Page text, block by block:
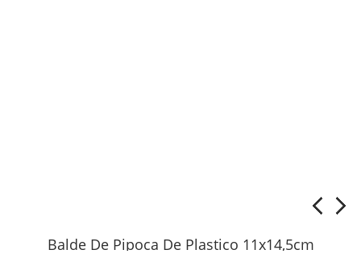
Balde De Pipoca De Plastico 11x14,5cm